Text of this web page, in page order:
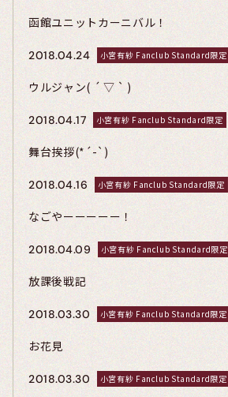
函館ユニットカーニバル！
2018.04.24 小宮有紗 Fanclub Standard限定
ウルジャン( ´ ▽ ` )
2018.04.17 小宮有紗 Fanclub Standard限定
舞台挨拶(*´-`)
2018.04.16 小宮有紗 Fanclub Standard限定
なごやーーーーー！
2018.04.09 小宮有紗 Fanclub Standard限定
放課後戦記
2018.03.30 小宮有紗 Fanclub Standard限定
お花見
2018.03.30 小宮有紗 Fanclub Standard限定